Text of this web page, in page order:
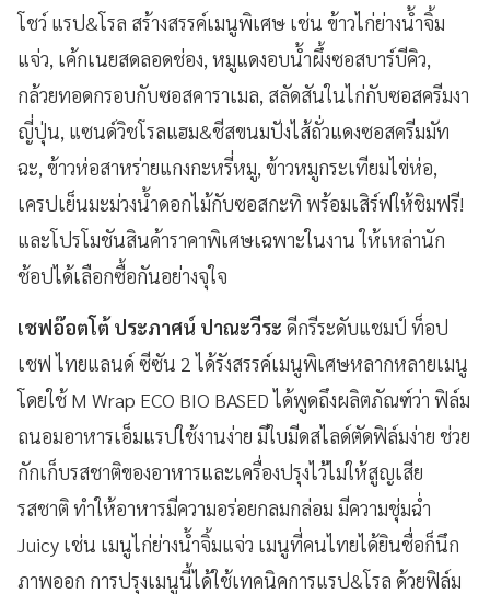
โชว์ แรป&โรล สร้างสรรค์เมนูพิเศษ เช่น ข้าวไก่ย่างน้ำจิ้ม
แจ่ว, เค้กเนยสดลอดช่อง, หมูแดงอบน้ำผึ้งซอสบาร์บีคิว,
กล้วยทอดกรอบกับซอสคาราเมล, สลัดสันในไก่กับซอสครีมงา
ญี่ปุ่น, แซนด์วิชโรลแฮม&ชีสขนมปังไส้ถั่วแดงซอสครีมมัท
ฉะ, ข้าวห่อสาหร่ายแกงกะหรี่หมู, ข้าวหมูกระเทียมไข่ห่อ,
เครปเย็นมะม่วงน้ำดอกไม้กับซอสกะทิ พร้อมเสิร์ฟให้ชิมฟรี!
และโปรโมชันสินค้าราคาพิเศษเฉพาะในงาน ให้เหล่านัก
ช้อปได้เลือกซื้อกันอย่างจุใจ
เชฟอ๊อตโต้ ประภาศน์ ปาณะวีระ ดีกรีระดับแชมป์ ท็อป
เชฟ ไทยแลนด์ ซีซัน 2 ได้รังสรรค์เมนูพิเศษหลากหลายเมนู
โดยใช้ M Wrap ECO BIO BASED ได้พูดถึงผลิตภัณฑ์ว่า ฟิล์ม
ถนอมอาหารเอ็มแรปใช้งานง่าย มีใบมีดสไลด์ตัดฟิล์มง่าย ช่วย
กักเก็บรสชาติของอาหารและเครื่องปรุงไว้ไม่ให้สูญเสีย
รสชาติ ทำให้อาหารมีความอร่อยกลมกล่อม มีความชุ่มฉ่ำ
Juicy เช่น เมนูไก่ย่างน้ำจิ้มแจ่ว เมนูที่คนไทยได้ยินชื่อก็นึก
ภาพออก การปรุงเมนูนี้ได้ใช้เทคนิคการแรป&โรล ด้วยฟิล์ม